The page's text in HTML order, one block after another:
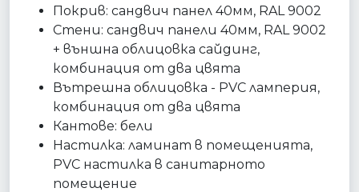
Покрив: сандвич панел 40мм, RAL 9002
Стени: сандвич панели 40мм, RAL 9002
+ външна облицовка сайдинг,
комбинация от два цвята
Вътрешна облицовка - PVC ламперия,
комбинация от два цвята
Кантове: бели
Настилка: ламинат в помещенията,
PVC настилка в санитарното
помещение